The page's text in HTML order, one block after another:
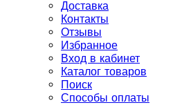
Доставка
Контакты
Отзывы
Избранное
Вход в кабинет
Каталог товаров
Поиск
Способы оплаты